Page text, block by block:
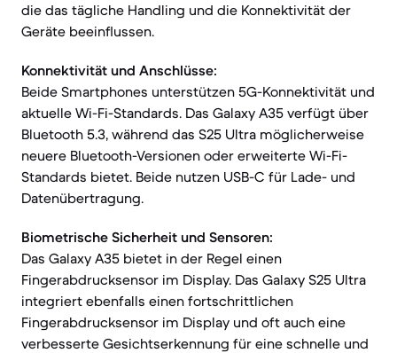
die das tägliche Handling und die Konnektivität der
Geräte beeinflussen.
Konnektivität und Anschlüsse:
Beide Smartphones unterstützen 5G-Konnektivität und
aktuelle Wi-Fi-Standards. Das Galaxy A35 verfügt über
Bluetooth 5.3, während das S25 Ultra möglicherweise
neuere Bluetooth-Versionen oder erweiterte Wi-Fi-
Standards bietet. Beide nutzen USB-C für Lade- und
Datenübertragung.
Biometrische Sicherheit und Sensoren:
Das Galaxy A35 bietet in der Regel einen
Fingerabdrucksensor im Display. Das Galaxy S25 Ultra
integriert ebenfalls einen fortschrittlichen
Fingerabdrucksensor im Display und oft auch eine
verbesserte Gesichtserkennung für eine schnelle und